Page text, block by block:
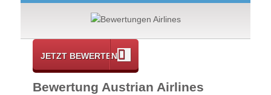
JETZT BEWERTEN
Bewertung Austrian Airlines